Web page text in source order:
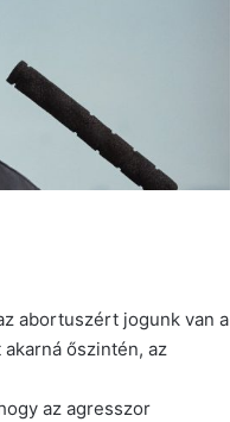
abortuszért jogunk van a
őszintén, az
az agresszor